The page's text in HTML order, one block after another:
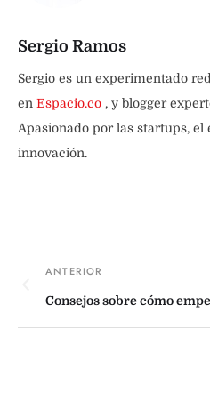
Sergio Ramos
Sergio es un experimentado
en Espacio.co , y blogger
Apasionado por las startups,
innovación.
Consejos sobre cómo